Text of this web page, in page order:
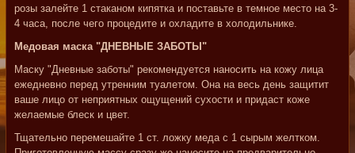
розы залейте 1 стаканом кипятка и поставьте в темное место на 3-
4 часа, после чего процедите и охладите в холодильнике.
Медовая маска "ДНЕВНЫЕ ЗАБОТЫ"
Маску "Дневные заботы" рекомендуется наносить на кожу лица
ежедневно перед утренним туалетом. Она на весь день защитит
ваше лицо от неприятных ощущений сухости и придаст коже
желаемые блеск и цвет.
Тщательно перемешайте 1 ст. ложку меда с 1 сырым желтком.